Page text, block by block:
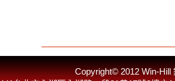
Copyright© 2012 Win-